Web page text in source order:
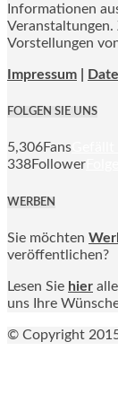
Informationen
Veranstaltungen.
Vorstellungen
Impressum
FOLGEN SIE UNS
5,306Fans
338Follower
WERBEN
Sie möchten
veröffentlichen?
Lesen Sie hier
uns Ihre
© Copyright